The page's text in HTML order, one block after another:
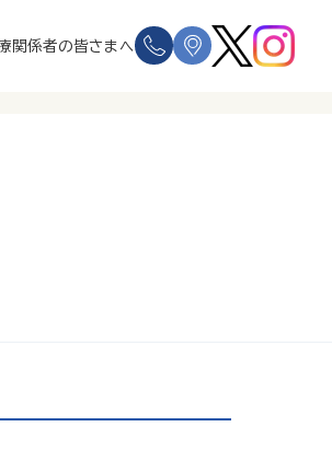
関係者の皆さまへ